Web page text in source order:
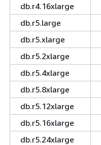
db.r4.16xlarge
db.r5.large
db.r5.xlarge
db.r5.2xlarge
db.r5.4xlarge
db.r5.8xlarge
db.r5.12xlarge
db.r5.16xlarge
db.r5.24xlarge